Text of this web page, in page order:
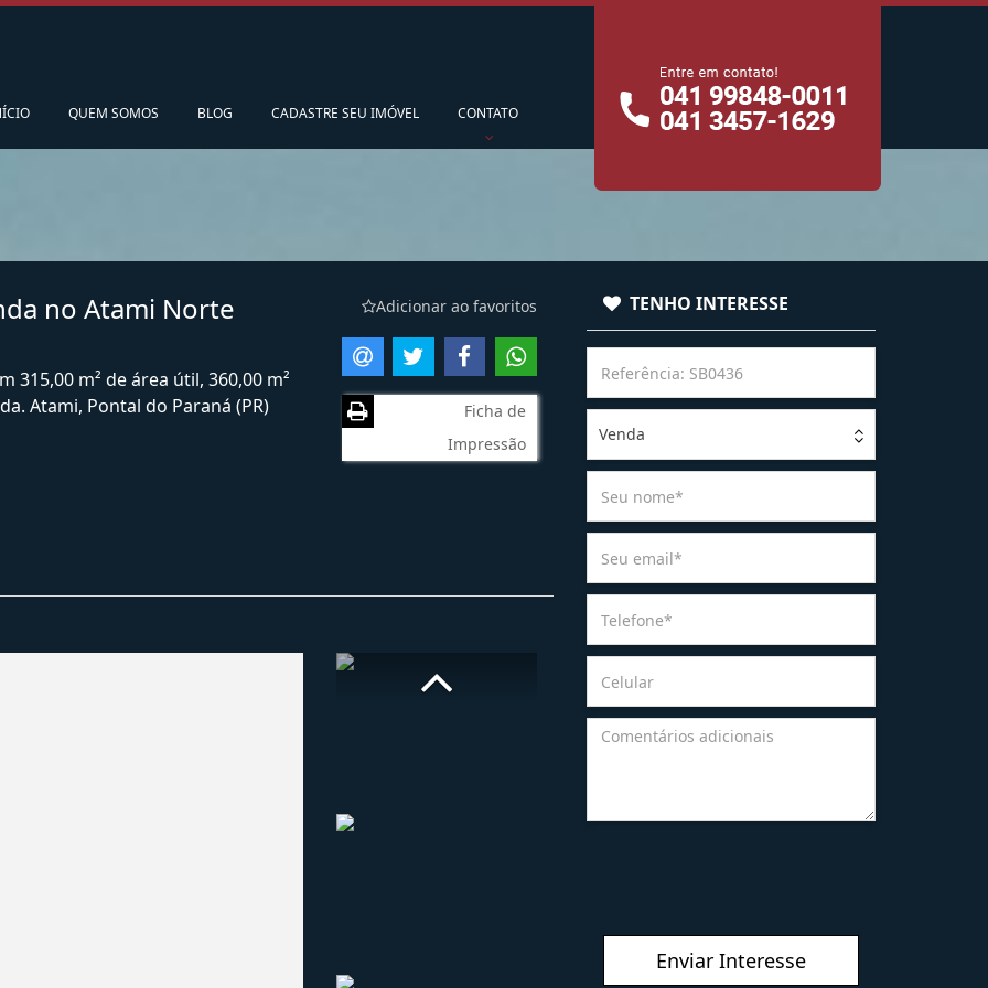
QUEM SOMOS BLOG CADASTRE SEU IMÓVEL CONTATO
no Atami Norte
m² de área útil, 360,00 m²
Atami, Pontal do Paraná (PR)
Adicionar ao favoritos
Ficha de
Impressão
TENHO INTERESSE
Venda
Enviar Interesse